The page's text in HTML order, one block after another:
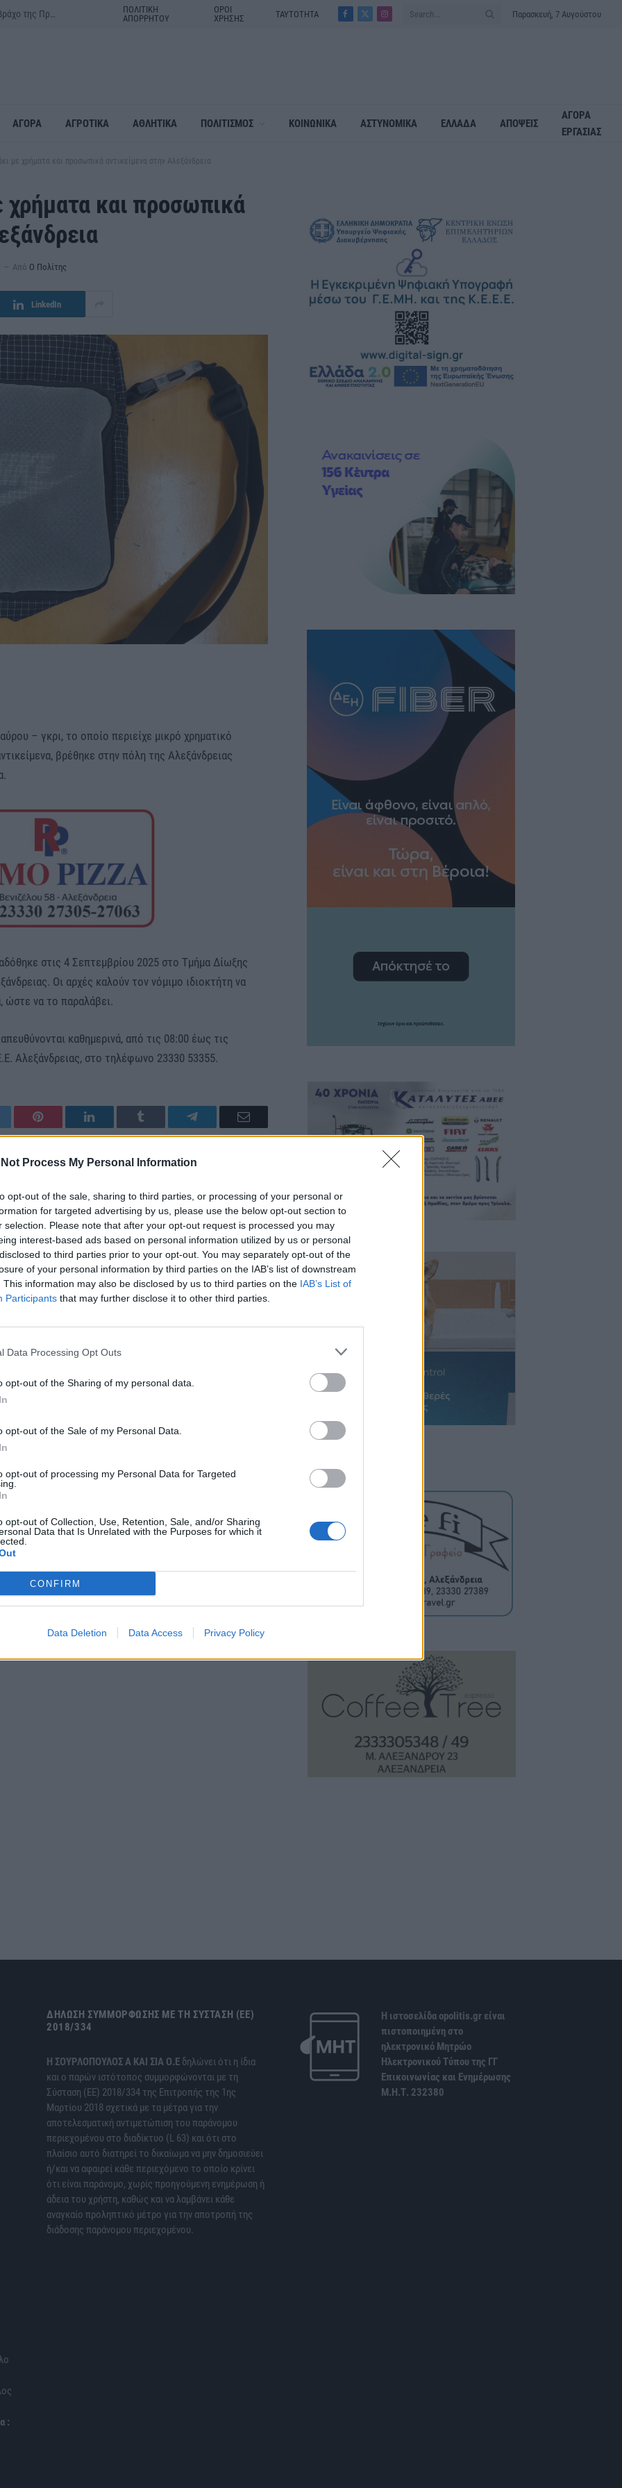
Not Process My Personal Information
opt-out of the sale, sharing to third parties, or processing of your personal or
for targeted advertising by us, please use the below opt-out section to
selection. Please note that after your opt-out request is processed you may
interest-based ads based on personal information utilized by us or personal
to third parties prior to your opt-out. You may separately opt-out of the
of your personal information by third parties on the IAB’s list of downstream
This information may also be disclosed by us to third parties on the IAB’s List of
Participants that may further disclose it to other third parties.
Data Processing Opt Outs
opt-out of the Sharing of my personal data.
opt-out of the Sale of my Personal Data.
opt-out of processing my Personal Data for Targeted
opt-out of Collection, Use, Retention, Sale, and/or Sharing
Data that Is Unrelated with the Purposes for which it
CONFIRM
Data Deletion Data Access Privacy Policy
ΠΟΛΙΤΙΚΗ
ΑΠΟΡΡΗΤΟΥ
ΟΡΟΙ
ΧΡΗΣΗΣ
ΤΑΥΤΟΤΗΤΑ
Facebook
X
Instagram
Παρασκευή, 7 Αυγούστου
ΑΓΟΡΑ ΑΓΡΟΤΙΚΑ ΑΘΛΗΤΙΚΑ ΠΟΛΙΤΙΣΜΟΣ ΚΟΙΝΩΝΙΚΑ ΑΣΤΥΝΟΜΙΚΑ ΕΛΛΑΔΑ ΑΠΟΨΕΙΣ
ΑΓΟΡΑ
ΕΡΓΑΣΙΑΣ
με χρήματα και προσωπικά αντικείμενα στην Αλεξάνδρεια
χρήματα και προσωπικά
Από Ο Πολίτης
LinkedIn
– γκρι, το οποίο περιείχε μικρό χρηματικό
βρέθηκε στην πόλη της Αλεξάνδρειας
στις 4 Σεπτεμβρίου 2025 στο Τμήμα Δίωξης
Οι αρχές καλούν τον νόμιμο ιδιοκτήτη να
ώστε να το παραλάβει.
καθημερινά, από τις 08:00 έως τις
Αλεξάνδρειας, στο τηλέφωνο 23330 53355.
Pinterest LinkedIn Tumblr Telegram Email
Έναρξη χωριστής συλλογής βιοαποβλήτων και
κομποστοποίηση στο Δήμο Αλεξάνδρειας
νερού στην
εργασιών στη
νερού
2026 7:04 ΜΜ
Πιερία: Νεκρός 33χρονος
Κατερίνης
:
ΔΉΛΩΣΗ ΣΥΜΜΌΡΦΩΣΗΣ ΜΕ ΤΗ ΣΎΣΤΑΣΗ (ΕΕ)
2018/334
H ΣΟΥΡΛΟΠΟΥΛΟΣ Α ΚΑΙ ΣΙΑ Ο.Ε δηλώνει ότι η ίδια
και ο παρών ιστότοπος συμμορφώνονται με τη
Σύσταση (ΕΕ) 2018/334 της Επιτροπής της 1ης
Μαρτίου 2018 σχετικά με τα μέτρα για την
αποτελεσματική αντιμετώπιση του παράνομου
περιεχομένου στο διαδίκτυο (L 63) και ότι στο
πλαίσιο αυτό διατηρεί το δικαίωμα να μην δημοσιεύει
ή/και να αφαιρεί κάθε περιεχόμενο το οποίο κρίνει
ότι είναι παράνομο, χωρίς προηγούμενη ενημέρωση ή
άδεια του χρήστη, καθώς και να λαμβάνει κάθε
αναγκαίο προληπτικό μέτρο για την αποτροπή της
διάδοσης παράνομου περιεχομένου.
Η ιστοσελίδα opolitis.gr είναι
πιστοποιημένη στο
ηλεκτρονικό Μητρώο
Ηλεκτρονικού Τύπου της ΓΓ
Επικοινωνίας και Ενημέρωσης
Μ.Η.Τ. 232380